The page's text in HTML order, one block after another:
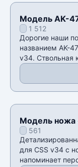
Модель AK-
CSS v34
1 512
Дорогие наши
названием AK-
v34. Ствольная
Модель ножа
CSS v34
561
для CSS v34 с
напоминает